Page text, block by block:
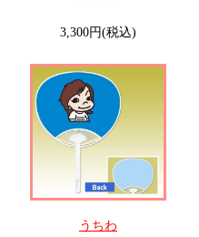
3,300円(税込)
うちわ